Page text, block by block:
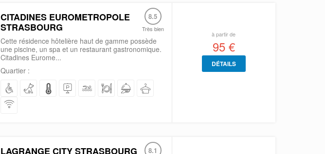
CITADINES EUROMETROPOLE
STRASBOURG
8.5
Très bien
Cette résidence hôtelière haut de gamme possède
une piscine, un spa et un restaurant gastronomique.
Citadines Eurome...
Quartier :
à partir de
95 €
DÉTAILS
LAGRANGE CITY STRASBOURG
8.1